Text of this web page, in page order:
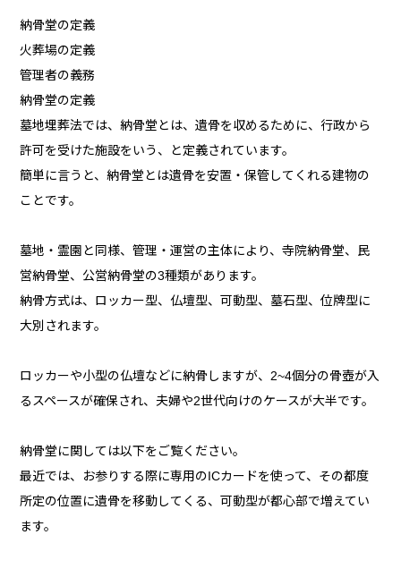
納骨堂の定義
火葬場の定義
管理者の義務
納骨堂の定義
墓地埋葬法では、納骨堂とは、遺骨を収めるために、行政から
許可を受けた施設をいう、と定義されています。
簡単に言うと、納骨堂とは遺骨を安置・保管してくれる建物の
ことです。
墓地・霊園と同様、管理・運営の主体により、寺院納骨堂、民
営納骨堂、公営納骨堂の3種類があります。
納骨方式は、ロッカー型、仏壇型、可動型、墓石型、位牌型に
大別されます。
ロッカーや小型の仏壇などに納骨しますが、2~4個分の骨壺が入
るスペースが確保され、夫婦や2世代向けのケースが大半です。
納骨堂に関しては以下をご覧ください。
最近では、お参りする際に専用のICカードを使って、その都度
所定の位置に遺骨を移動してくる、可動型が都心部で増えてい
ます。